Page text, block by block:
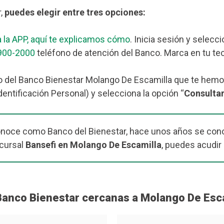
puedes elegir entre tres opciones:
la APP, aquí te explicamos cómo. Inicia sesión y
2000 teléfono de atención del Banco. Marca en tu
Banco Bienestar Molango De Escamilla que te
Personal) y selecciona la opción “
como Banco del Bienestar, hace unos años se
Bansefi en Molango De Escamilla, puedes
Bienestar cercanas a Molango De